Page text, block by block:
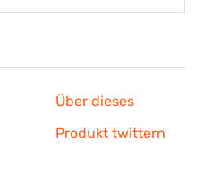
Über dieses
Produkt twittern